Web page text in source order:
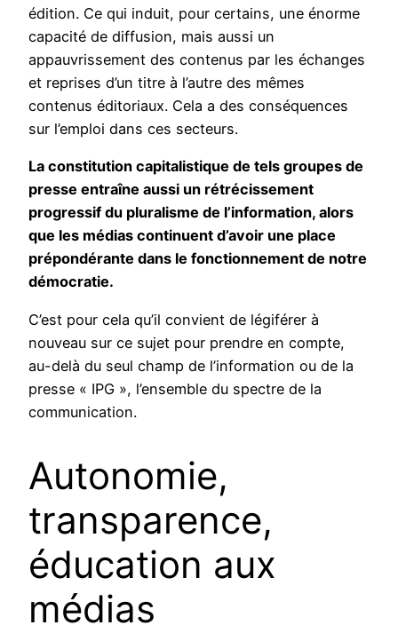
édition. Ce qui induit, pour certains, une énorme
capacité de diffusion, mais aussi un
appauvrissement des contenus par les échanges
et reprises d’un titre à l’autre des mêmes
contenus éditoriaux. Cela a des conséquences
sur l’emploi dans ces secteurs.
La constitution capitalistique de tels groupes de
presse entraîne aussi un rétrécissement
progressif du pluralisme de l’information, alors
que les médias continuent d’avoir une place
prépondérante dans le fonctionnement de notre
démocratie.
C’est pour cela qu’il convient de légiférer à
nouveau sur ce sujet pour prendre en compte,
au-delà du seul champ de l’information ou de la
presse « IPG », l’ensemble du spectre de la
communication.
Autonomie,
transparence,
éducation aux
médias